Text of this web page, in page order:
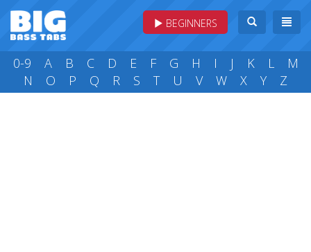
BEGINNERS
0-9 A B C D E F G H I J K L
M
N
O P Q R S T U V W X Y Z